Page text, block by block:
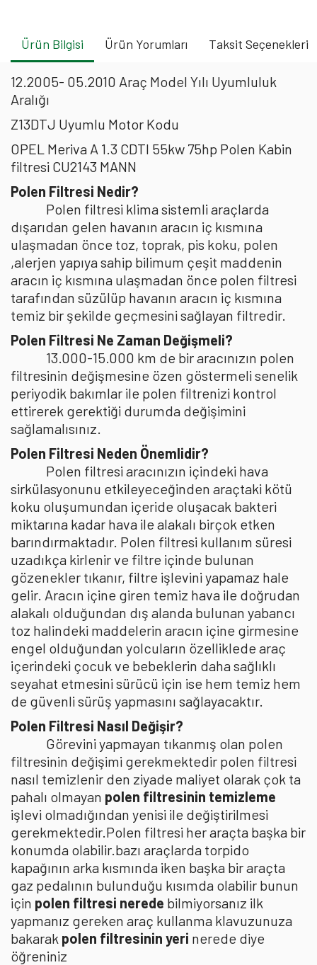
Ürün Bilgisi Ürün Yorumları Taksit Seçenekleri
12.2005- 05.2010 Araç Model Yılı Uyumluluk
Aralığı
Z13DTJ Uyumlu Motor Kodu
OPEL Meriva A 1.3 CDTI 55kw 75hp Polen Kabin
filtresi CU2143 MANN
Polen Filtresi Nedir?
Polen filtresi klima sistemli araçlarda
dışarıdan gelen havanın aracın iç kısmına
ulaşmadan önce toz, toprak, pis koku, polen
,alerjen yapıya sahip bilimum çeşit maddenin
aracın iç kısmına ulaşmadan önce polen filtresi
tarafından süzülüp havanın aracın iç kısmına
temiz bir şekilde geçmesini sağlayan filtredir.
Polen Filtresi Ne Zaman Değişmeli?
13.000-15.000 km de bir aracınızın polen
filtresinin değişmesine özen göstermeli senelik
periyodik bakımlar ile polen filtrenizi kontrol
ettirerek gerektiği durumda değişimini
sağlamalısınız.
Polen Filtresi Neden Önemlidir?
Polen filtresi aracınızın içindeki hava
sirkülasyonunu etkileyeceğinden araçtaki kötü
koku oluşumundan içeride oluşacak bakteri
miktarına kadar hava ile alakalı birçok etken
barındırmaktadır. Polen filtresi kullanım süresi
uzadıkça kirlenir ve filtre içinde bulunan
gözenekler tıkanır, filtre işlevini yapamaz hale
gelir. Aracın içine giren temiz hava ile doğrudan
alakalı olduğundan dış alanda bulunan yabancı
toz halindeki maddelerin aracın içine girmesine
engel olduğundan yolcuların özelliklede araç
içerindeki çocuk ve bebeklerin daha sağlıklı
seyahat etmesini sürücü için ise hem temiz hem
de güvenli sürüş yapmasını sağlayacaktır.
Polen Filtresi Nasıl Değişir?
Görevini yapmayan tıkanmış olan polen
filtresinin değişimi gerekmektedir polen filtresi
nasıl temizlenir den ziyade maliyet olarak çok ta
pahalı olmayan polen filtresinin temizleme
işlevi olmadığından yenisi ile değiştirilmesi
gerekmektedir.Polen filtresi her araçta başka bir
konumda olabilir.bazı araçlarda torpido
kapağının arka kısmında iken başka bir araçta
gaz pedalının bulunduğu kısımda olabilir bunun
için polen filtresi nerede bilmiyorsanız ilk
yapmanız gereken araç kullanma klavuzunuza
bakarak polen filtresinin yeri nerede diye
öğreniniz